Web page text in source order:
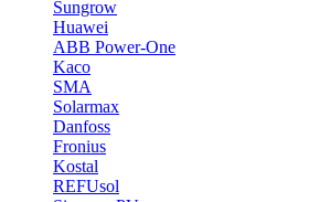
Sungrow
Huawei
ABB Power-One
Kaco
SMA
Solarmax
Danfoss
Fronius
Kostal
REFUsol